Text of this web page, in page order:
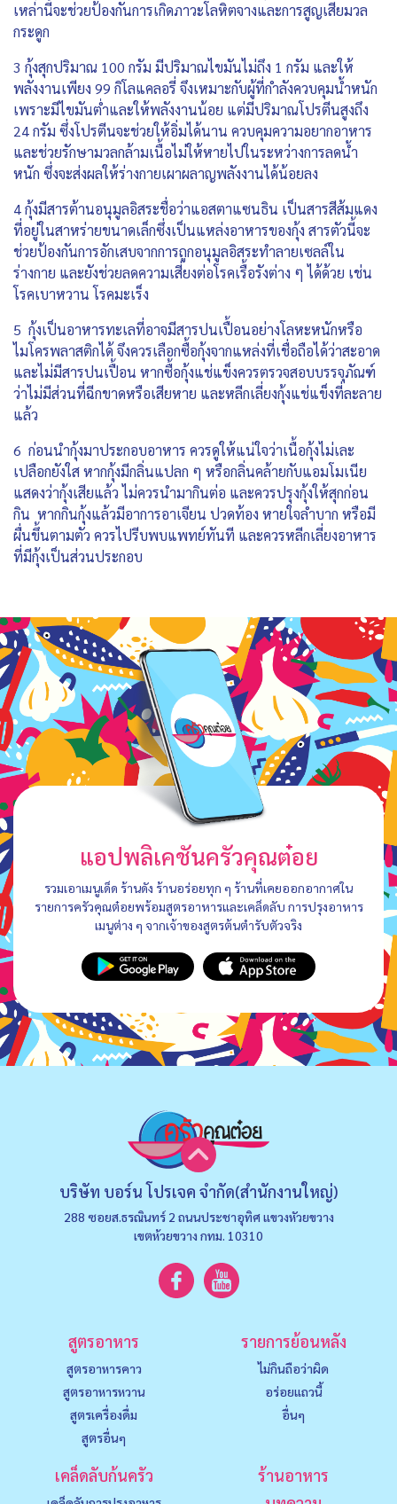
เหล่านี้จะช่วยป้องกันการเกิดภาวะโลหิตจางและการสูญเสียมวล
กระดูก
3 กุ้งสุกปริมาณ 100 กรัม มีปริมาณไขมันไม่ถึง 1 กรัม และให้
พลังงานเพียง 99 กิโลแคลอรี่ จึงเหมาะกับผู้ที่กำลังควบคุมน้ำหนัก
เพราะมีไขมันต่ำและให้พลังงานน้อย แต่มีปริมาณโปรตีนสูงถึง
24 กรัม ซึ่งโปรตีนจะช่วยให้อิ่มได้นาน ควบคุมความอยากอาหาร
และช่วยรักษามวลกล้ามเนื้อไม่ให้หายไปในระหว่างการลดน้ำ
หนัก ซึ่งจะส่งผลให้ร่างกายเผาผลาญพลังงานได้น้อยลง
4 กุ้งมีสารต้านอนุมูลอิสระชื่อว่าแอสตาแซนธิน เป็นสารสีส้มแดง
ที่อยู่ในสาหร่ายขนาดเล็กซึ่งเป็นแหล่งอาหารของกุ้ง สารตัวนี้จะ
ช่วยป้องกันการอักเสบจากการถูกอนุมูลอิสระทำลายเซลล์ใน
ร่างกาย และยังช่วยลดความเสี่ยงต่อโรคเรื้อรังต่าง ๆ ได้ด้วย เช่น
โรคเบาหวาน โรคมะเร็ง
5 กุ้งเป็นอาหารทะเลที่อาจมีสารปนเปื้อนอย่างโลหะหนักหรือ
ไมโครพลาสติกได้ จึงควรเลือกซื้อกุ้งจากแหล่งที่เชื่อถือได้ว่าสะอาด
และไม่มีสารปนเปื้อน หากซื้อกุ้งแช่แข็งควรตรวจสอบบรรจุภัณฑ์
ว่าไม่มีส่วนที่ฉีกขาดหรือเสียหาย และหลีกเลี่ยงกุ้งแช่แข็งที่ละลาย
แล้ว
6 ก่อนนำกุ้งมาประกอบอาหาร ควรดูให้แน่ใจว่าเนื้อกุ้งไม่เละ
เปลือกยังใส หากกุ้งมีกลิ่นแปลก ๆ หรือกลิ่นคล้ายกับแอมโมเนีย
แสดงว่ากุ้งเสียแล้ว ไม่ควรนำมากินต่อ และควรปรุงกุ้งให้สุกก่อน
กิน หากกินกุ้งแล้วมีอาการอาเจียน ปวดท้อง หายใจลำบาก หรือมี
ผื่นขึ้นตามตัว ควรไปรีบพบแพทย์ทันที และควรหลีกเลี่ยงอาหาร
ที่มีกุ้งเป็นส่วนประกอบ
แอปพลิเคชันครัวคุณต๋อย
รวมเอาเมนูเด็ด ร้านดัง ร้านอร่อยทุก ๆ ร้านที่เคยออกอากาศใน
รายการครัวคุณต๋อยพร้อมสูตรอาหารและเคล็ดลับ การปรุงอาหาร
เมนูต่าง ๆ จากเจ้าของสูตรต้นตำรับตัวจริง
บริษัท บอร์น โปรเจค จำกัด(สำนักงานใหญ่)
288 ซอยส.ธรณินทร์ 2 ถนนประชาอุทิศ แขวงหัวยขวาง
เขตห้วยขวาง กทม. 10310
สูตรอาหาร
สูตรอาหารคาว
สูตรอาหารหวาน
สูตรเครื่องดื่ม
สูตรอื่นๆ
รายการย้อนหลัง
ไม่กินถือว่าผิด
อร่อยแถวนี้
อื่นๆ
เคล็ดลับก้นครัว
ร้านอาหาร